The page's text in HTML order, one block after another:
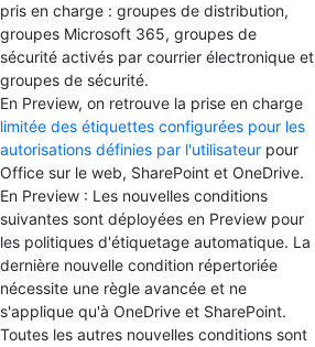
pris en charge : groupes de distribution,
groupes Microsoft 365, groupes de
sécurité activés par courrier électronique et
groupes de sécurité.
En Preview, on retrouve la prise en charge
limitée des étiquettes configurées pour les
autorisations définies par l'utilisateur pour
Office sur le web, SharePoint et OneDrive.
En Preview : Les nouvelles conditions
suivantes sont déployées en Preview pour
les politiques d'étiquetage automatique. La
dernière nouvelle condition répertoriée
nécessite une règle avancée et ne
s'applique qu'à OneDrive et SharePoint.
Toutes les autres nouvelles conditions sont